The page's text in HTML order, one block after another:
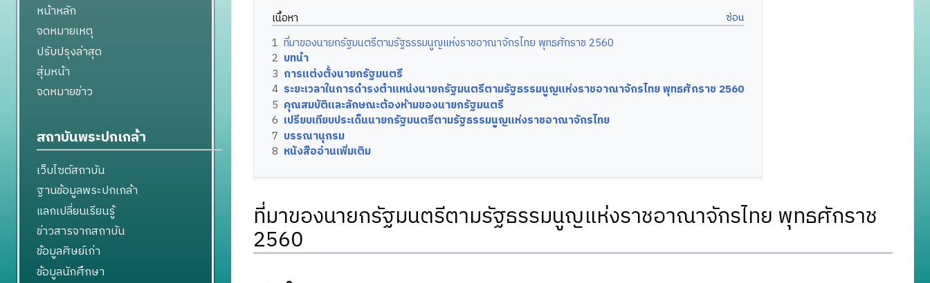
เนื้อหา
1 ที่มาของนายกรัฐมนตรีตามรัฐธรรมนูญแห่งราชอาณาจักรไทย พุทธศักราช 2560
2 บทนำ
3 การแต่งตั้งนายกรัฐมนตรี
4 ระยะเวลาในการดำรงตำแหน่งนายกรัฐมนตรีตามรัฐธรรมนูญแห่งราชอาณาจักรไทย พุทธศักราช 2560
5 คุณสมบัติและลักษณะต้องห้ามของนายกรัฐมนตรี
6 เปรียบเทียบประเด็นนายกรัฐมนตรีตามรัฐธรรมนูญแห่งราชอาณาจักรไทย
7 บรรณานุกรม
8 หนังสืออ่านเพิ่มเติม
ที่มาของนายกรัฐมนตรีตามรัฐธรรมนูญแห่งราชอาณาจักรไทย พุทธศักราช
2560
หน้าหลัก
จดหมายเหตุ
ปรับปรุงล่าสุด
สุ่มหน้า
จดหมายข่าว
สถาบันพระปกเกล้า
เว็บไซต์สถาบัน
ฐานข้อมูลพระปกเกล้า
แลกเปลี่ยนเรียนรู้
ข่าวสารจากสถาบัน
ข้อมูลศิษย์เก่า
ข้อมูลนักศึกษา